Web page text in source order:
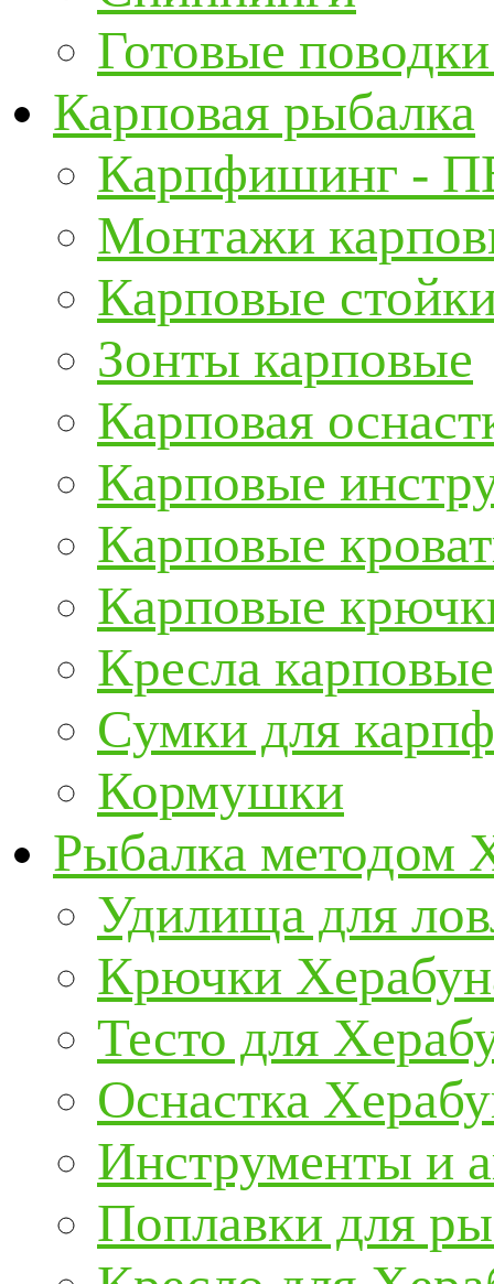
Готовые
Карповая рыбалка
Карпфишинг -
Монтажи
Карповые
Зонты карповые
Карповая
Карповые
Карповые
Карповые
Кресла карповые
Сумки для
Кормушки
Рыбалка методом
Удилища для
Крючки
Тесто для
Оснастка
Инструменты и
Поплавки для